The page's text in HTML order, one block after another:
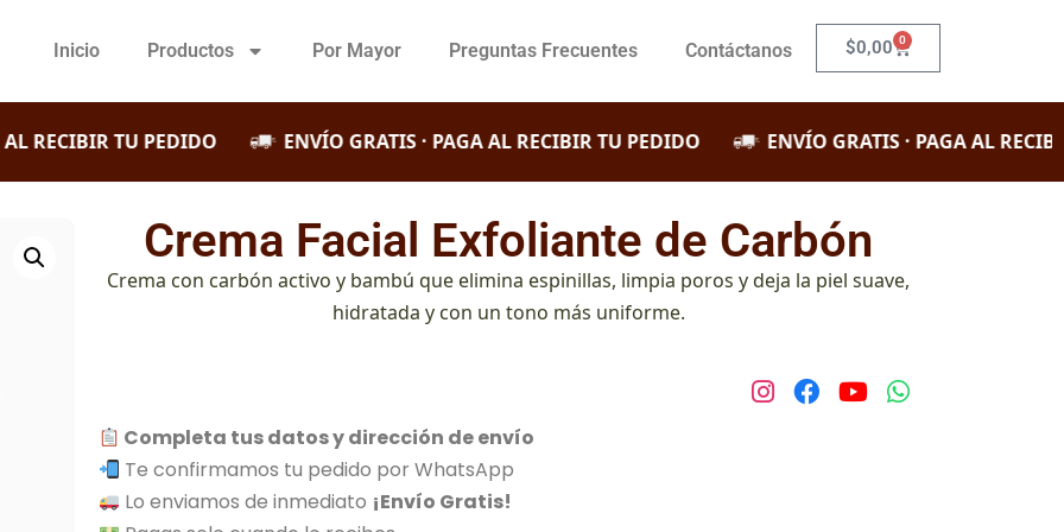
Inicio Productos Por Mayor Preguntas Frecuentes Contáctanos $0,00 0
TU PEDIDO ENVÍO GRATIS · PAGA AL RECIBIR TU PEDIDO ENVÍO GRATIS · PAGA AL RECIBIR
Crema Facial Exfoliante de Carbón
Crema con carbón activo y bambú que elimina espinillas, limpia poros y deja la piel suave,
hidratada y con un tono más uniforme.
Completa tus datos y dirección de envío
Te confirmamos tu pedido por WhatsApp
Lo enviamos de inmediato ¡Envío Gratis!